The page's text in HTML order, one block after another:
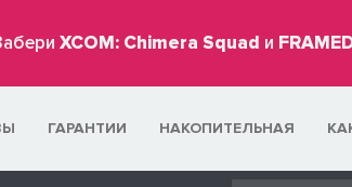
XCOM: Chimera Squad и
ГАРАНТИИ НАКОПИТЕЛЬНАЯ